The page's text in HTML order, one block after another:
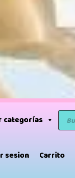
categorías
sesion Carrito